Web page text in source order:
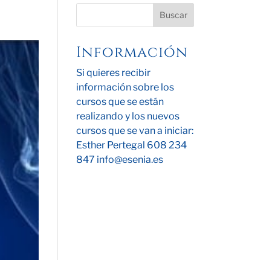
Información
Si quieres recibir
información sobre los
cursos que se están
realizando y los nuevos
cursos que se van a iniciar:
Esther Pertegal 608 234
847 info@esenia.es